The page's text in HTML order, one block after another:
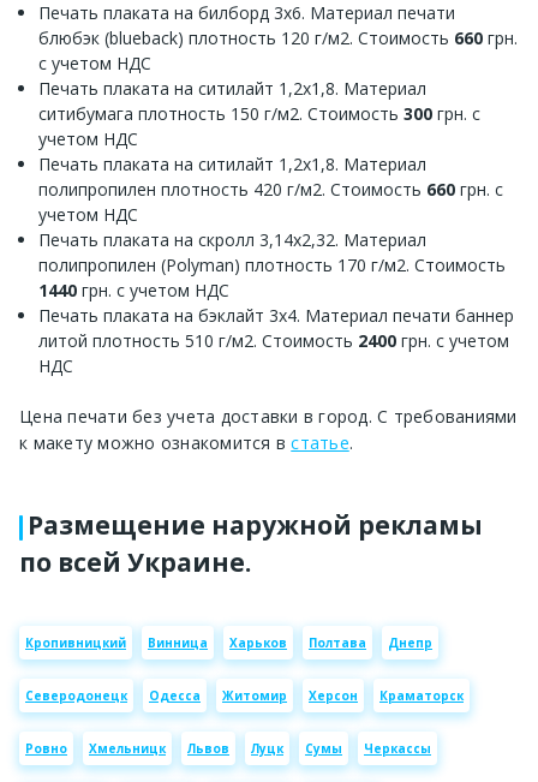
Печать плаката на билборд 3х6. Материал печати
блюбэк (blueback) плотность 120 г/м2. Стоимость 660 грн.
с учетом НДС
Печать плаката на ситилайт 1,2х1,8. Материал
ситибумага плотность 150 г/м2. Стоимость 300 грн. с
учетом НДС
Печать плаката на ситилайт 1,2х1,8. Материал
полипропилен плотность 420 г/м2. Стоимость 660 грн. с
учетом НДС
Печать плаката на скролл 3,14х2,32. Материал
полипропилен (Polyman) плотность 170 г/м2. Стоимость
1440 грн. с учетом НДС
Печать плаката на бэклайт 3х4. Материал печати баннер
литой плотность 510 г/м2. Стоимость 2400 грн. с учетом
НДС
Цена печати без учета доставки в город. С требованиями
к макету можно ознакомится встатье.
Размещение наружной рекламы
по всей Украине.
Кропивницкий Винница Харьков Полтава Днепр
Северодонецк Одесса Житомир Херсон Краматорск
Ровно Хмельницк Львов Луцк Сумы Черкассы